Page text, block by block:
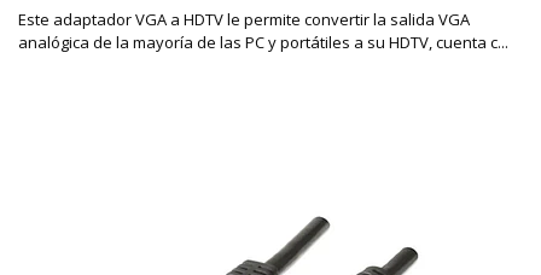
Este adaptador VGA a HDTV le permite convertir la salida VGA
analógica de la mayoría de las PC y portátiles a su HDTV, cuenta c...